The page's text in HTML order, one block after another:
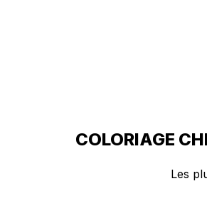
COLORIAGE
Les